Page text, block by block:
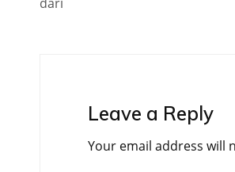
Leave a Reply
Your email address will